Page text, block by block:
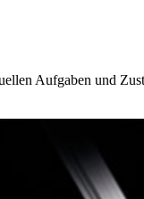
Aufgaben und